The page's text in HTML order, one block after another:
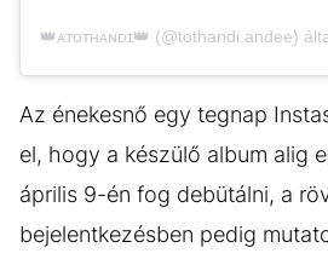
Az énekesnő egy tegnap
el, hogy a készülő album alig
április 9-én fog debütálni, a
bejelentkezésben pedig